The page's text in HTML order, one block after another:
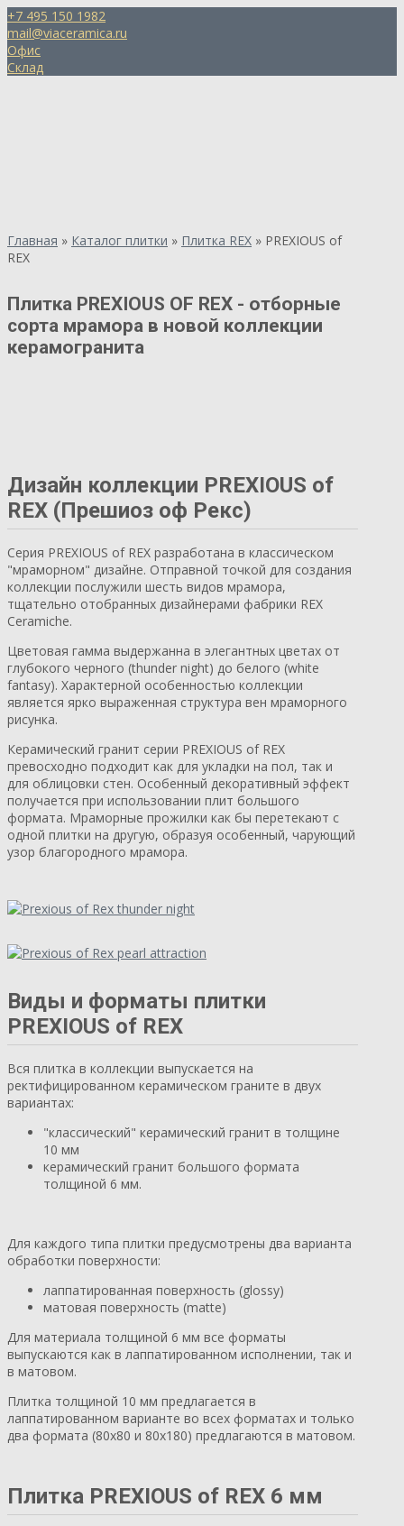
+7 495 150 1982
mail@viaceramica.ru
Офис
Склад
Главная » Каталог плитки » Плитка REX » PREXIOUS of
REX
Плитка PREXIOUS OF REX - отборные
сорта мрамора в новой коллекции
керамогранита
Дизайн коллекции PREXIOUS of
REX (Прешиоз оф Рекс)
Серия PREXIOUS of REX разработана в классическом
"мраморном" дизайне. Отправной точкой для создания
коллекции послужили шесть видов мрамора,
тщательно отобранных дизайнерами фабрики REX
Ceramiche.
Цветовая гамма выдержанна в элегантных цветах от
глубокого черного (thunder night) до белого (white
fantasy). Характерной особенностью коллекции
является ярко выраженная структура вен мраморного
рисунка.
Керамический гранит серии PREXIOUS of REX
превосходно подходит как для укладки на пол, так и
для облицовки стен. Особенный декоративный эффект
получается при использовании плит большого
формата. Мраморные прожилки как бы перетекают с
одной плитки на другую, образуя особенный, чарующий
узор благородного мрамора.
Виды и форматы плитки
PREXIOUS of REX
Вся плитка в коллекции выпускается на
ректифицированном керамическом граните в двух
вариантах:
"классический" керамический гранит в толщине
10 мм
керамический гранит большого формата
толщиной 6 мм.
Для каждого типа плитки предусмотрены два варианта
обработки поверхности:
лаппатированная поверхность (glossy)
матовая поверхность (matte)
Для материала толщиной 6 мм все форматы
выпускаются как в лаппатированном исполнении, так и
в матовом.
Плитка толщиной 10 мм предлагается в
лаппатированном варианте во всех форматах и только
два формата (80х80 и 80х180) предлагаются в матовом.
Плитка PREXIOUS of REX 6 мм